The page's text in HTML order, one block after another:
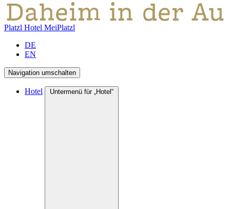
Platzl Hotel MeiPlatzl
DE
EN
Navigation umschalten
Hotel Untermenü für „Hotel“